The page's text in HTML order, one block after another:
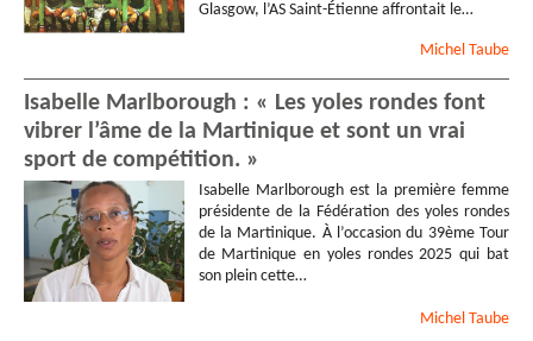
Glasgow, l’AS Saint-Étienne affrontait le…
Michel Taube
Isabelle Marlborough : « Les yoles rondes font
vibrer l’âme de la Martinique et sont un vrai
sport de compétition. »
Isabelle Marlborough est la première femme
présidente de la Fédération des yoles rondes
de la Martinique. À l’occasion du 39ème Tour
de Martinique en yoles rondes 2025 qui bat
son plein cette…
Michel Taube